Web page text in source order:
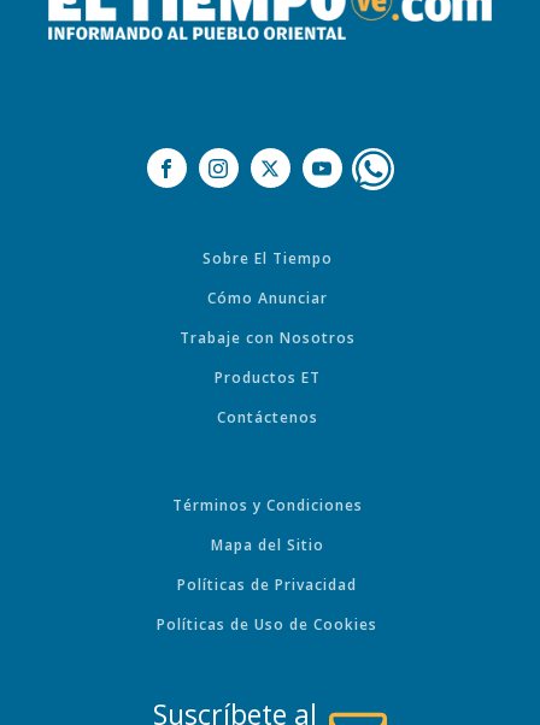
Sobre El Tiempo
Cómo Anunciar
Trabaje con Nosotros
Productos ET
Contáctenos
Términos y Condiciones
Mapa del Sitio
Políticas de Privacidad
Políticas de Uso de Cookies
Suscríbete al